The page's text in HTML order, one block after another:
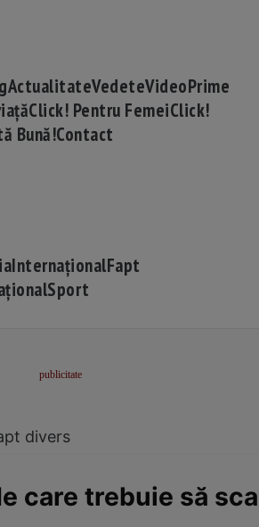
ActualitateVedeteVideoPrime
Click! Pentru FemeiClick!
Bună!Contact
InternaționalFapt
Sport
divers
care trebuie să